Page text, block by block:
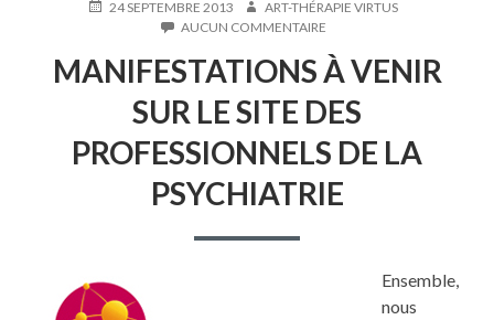
PUBLIÉ24 SEPTEMBRE 2013 AUTEUR
ART-THÉRAPIE VIRTUS
AUCUN COMMENTAIRE
À
VENIR
SUR
LE
SITE
DES
PROFESSIONNELS
DE
MANIFESTATIONS À VENIR
SUR LE SITE DES
PROFESSIONNELS DE LA
PSYCHIATRIE
Ensemble,
nous